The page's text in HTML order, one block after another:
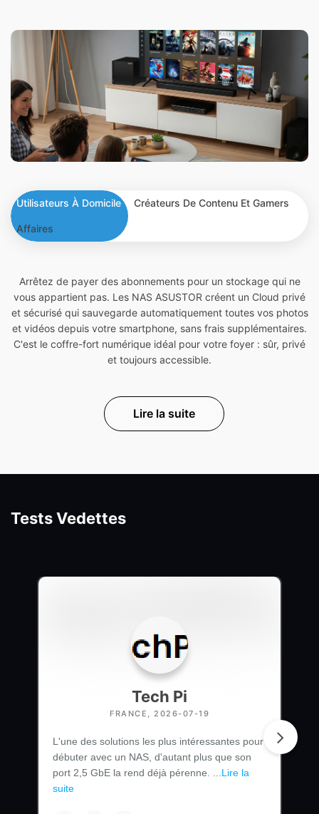
Utilisateurs À Domicile Créateurs De Contenu Et Gamers
Affaires
Arrêtez de payer des abonnements pour un stockage qui ne
vous appartient pas. Les NAS ASUSTOR créent un Cloud privé
et sécurisé qui sauvegarde automatiquement toutes vos photos
et vidéos depuis votre smartphone, sans frais supplémentaires.
C'est le coffre-fort numérique idéal pour votre foyer : sûr, privé
et toujours accessible.
Lire la suite
Tests Vedettes
Tech Pi
FRANCE, 2026-07-19
L'une des solutions les plus intéressantes pour
débuter avec un NAS, d'autant plus que son
port 2,5 GbE la rend déjà pérenne. ... Lire la
suite